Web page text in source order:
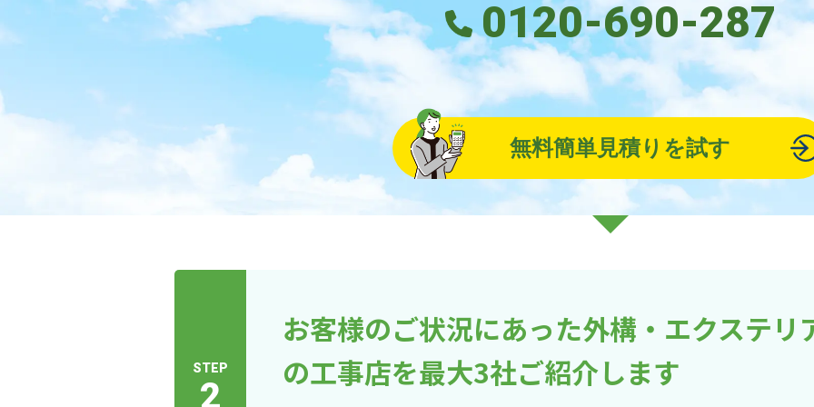
0120-690-287
無料簡単見積りを試す
STEP
2
お客様のご状況にあった外構・エクステリ
の工事店を最大3社ご紹介します